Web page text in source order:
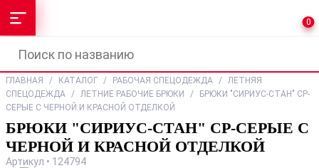
0
ГЛАВНАЯ / КАТАЛОГ / РАБОЧАЯ СПЕЦОДЕЖДА / ЛЕТНЯЯ
СПЕЦОДЕЖДА / ЛЕТНИЕ РАБОЧИЕ БРЮКИ /
БРЮКИ "СИРИУС-СТАН" СР-
СЕРЫЕ С ЧЕРНОЙ И КРАСНОЙ ОТДЕЛКОЙ
БРЮКИ "СИРИУС-СТАН" СР-СЕРЫЕ С
ЧЕРНОЙ И КРАСНОЙ ОТДЕЛКОЙ
Артикул • 124794